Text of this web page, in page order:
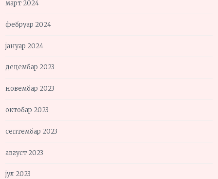
март 2024
фебруар 2024
јануар 2024
децембар 2023
новембар 2023
октобар 2023
септембар 2023
август 2023
јул 2023